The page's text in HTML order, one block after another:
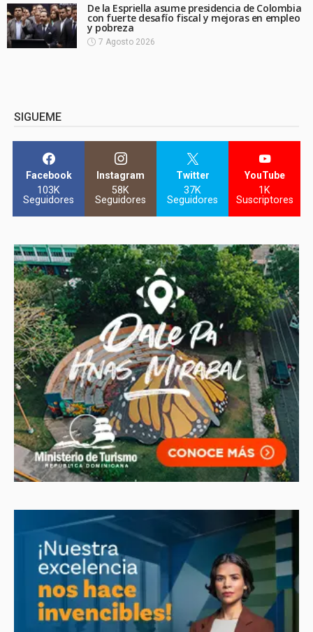
De la Espriella asume presidencia de Colombia
con fuerte desafío fiscal y mejoras en empleo
y pobreza
7 Agosto 2026
SIGUEME
Facebook
103K
Seguidores
Instagram
58K
Seguidores
Twitter
37K
Seguidores
YouTube
1K
Suscriptores